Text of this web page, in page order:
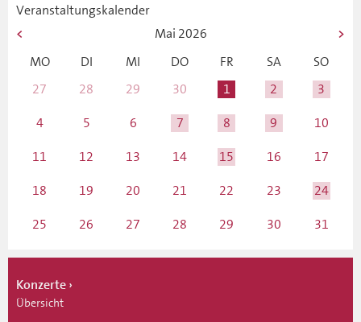
Veranstaltungskalender
Mai 2026
MO
DI MI DO FR SA
SO
27
28 29 30 1 2
3
4
5 6 7 8 9
10
11
12 13 14 15 16
17
18
19 20 21 22 23
24
25
26 27 28 29 30 31
Konzerte
Übersicht